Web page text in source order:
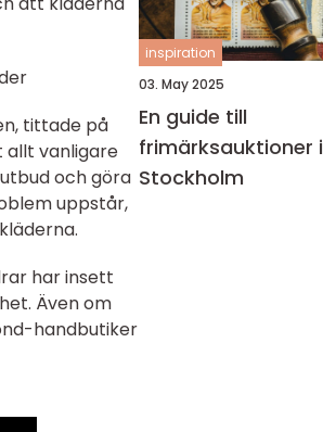
tittade på
allt vanligare
och göra
uppstår,
har insett
Även om
handbutiker
inspiration
03. May 2025
En guide till
frimärksauktioner i
Stockholm